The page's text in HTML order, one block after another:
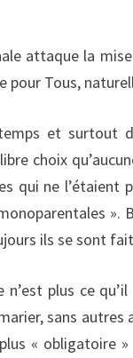
attaque la
pour Tous,
et surtout
choix
qui ne l’étaient
».
ils se sont
plus ce
sans autres
« obligatoire